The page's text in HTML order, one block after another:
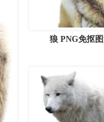
狼 PNG免抠